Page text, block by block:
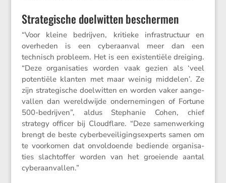
Strategische doelwitten beschermen
“Voor kleine bedrijven, kritieke infra­struc­tuur en
overheden is een cyber­aanval meer dan een
technisch probleem. Het is een existen­tiële dreiging.
“Deze organi­sa­ties worden vaak gezien als ‘veel
poten­tiële klanten met maar weinig middelen’. Ze
zijn strate­gi­sche doelwitten en worden vaker aange­
vallen dan wereld­wijde onder­ne­mingen of Fortune
500-bedrijven”, aldus Stephanie Cohen, chief
strategy officer bij Cloud­flare. “Deze samen­wer­king
brengt de beste cyber­be­vei­li­gings­ex­perts samen om
te voorkomen dat onvol­doende bediende organi­sa­
ties slacht­offer worden van het groei­ende aantal
cyberaanvallen.”